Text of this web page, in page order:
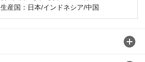
生産国：日本/インドネシア/中国